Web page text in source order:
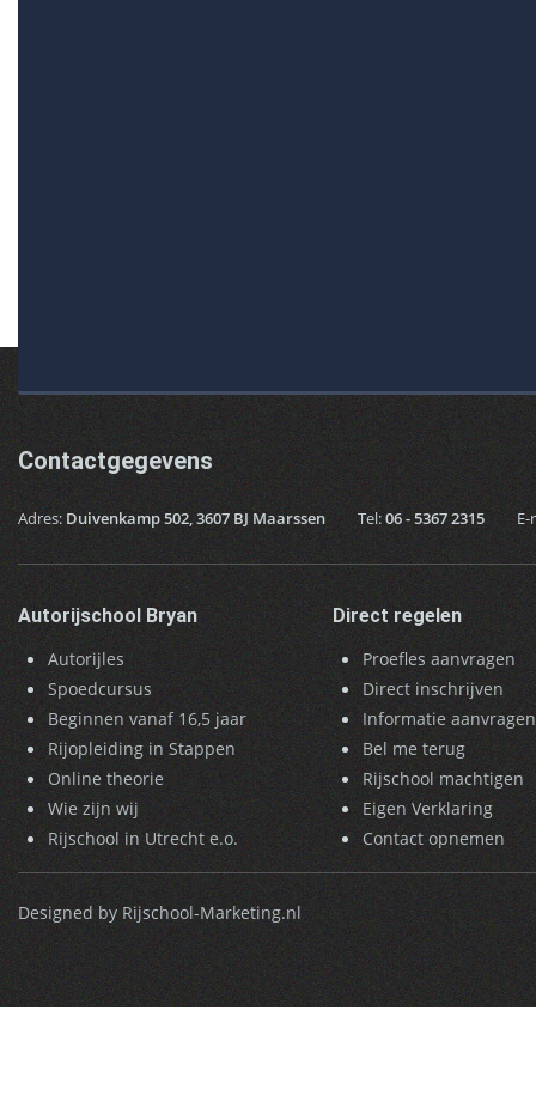
Contactgegevens
Adres:Duivenkamp 502, 3607 BJ Maarssen Tel:06 - 5367 2315
Autorijschool Bryan
Autorijles
Spoedcursus
Beginnen vanaf 16,5 jaar
Rijopleiding in Stappen
Online theorie
Wie zijn wij
Rijschool in Utrecht e.o.
Direct regelen
Proefles aanvragen
Direct inschrijven
Informatie aanvragen
Bel me terug
Rijschool machtigen
Eigen Verklaring
Contact opnemen
Designed by Rijschool-Marketing.nl